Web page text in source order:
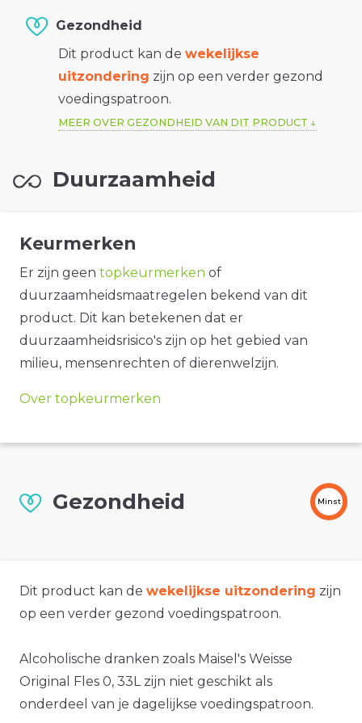
Gezondheid
Dit product kan de wekelijkse
uitzondering zijn op een verder gezond
voedingspatroon.
MEER OVER GEZONDHEID VAN DIT PRODUCT
Duurzaamheid
Keurmerken
Er zijn geen topkeurmerken of
duurzaamheidsmaatregelen bekend van dit
product. Dit kan betekenen dat er
duurzaamheidsrisico's zijn op het gebied van
milieu, mensenrechten of dierenwelzijn.
Over topkeurmerken
Gezondheid Minst
Dit product kan de wekelijkse uitzondering zijn
op een verder gezond voedingspatroon.
Alcoholische dranken zoals Maisel's Weisse
Original Fles 0, 33L zijn niet geschikt als
onderdeel van je dagelijkse voedingspatroon.